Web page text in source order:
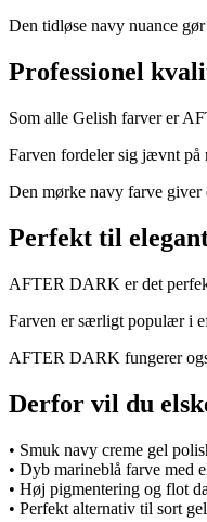
Den tidløse navy nuance
Professionel
Som alle Gelish farver er
Farven fordeler sig jævnt på
Den mørke navy farve giver
Perfekt til
AFTER DARK er det
Farven er særligt populær i
AFTER DARK fungerer
Derfor vil du
• Smuk navy creme gel
• Dyb marineblå farve med
• Høj pigmentering og flot
• Perfekt alternativ til sort